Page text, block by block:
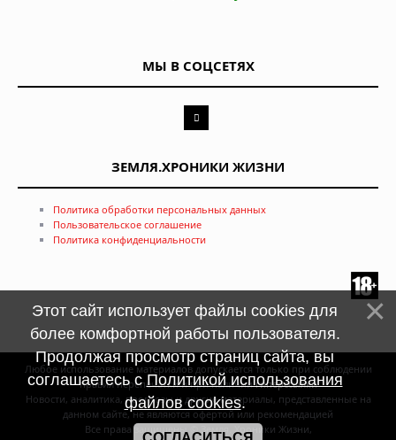
МЫ В СОЦСЕТЯХ
ЗЕМЛЯ.ХРОНИКИ ЖИЗНИ
Политика обработки персональных данных
Пользовательское соглашение
Политика конфиденциальности
Любое использование материалов допускается только при соблюдении
правил перепечатки и при наличиигиперссылки
Новости, аналитика, прогнозы и другие материалы, представленные на
данном сайте, не являются офертой или рекомендацией
Все права защищены © Земля. Хроники Жизни,
Этот сайт использует файлы cookies для
более комфортной работы пользователя.
Продолжая просмотр страниц сайта, вы
соглашаетесь сПолитикой использования
файлов cookies.